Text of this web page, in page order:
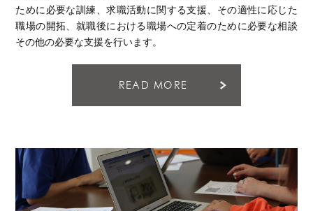
ために必要な訓練、求職活動に関する支援、その適性に応じた
職場の開拓、就職後における職場への定着のために必要な相談
その他の必要な支援を行います。
READ MORE